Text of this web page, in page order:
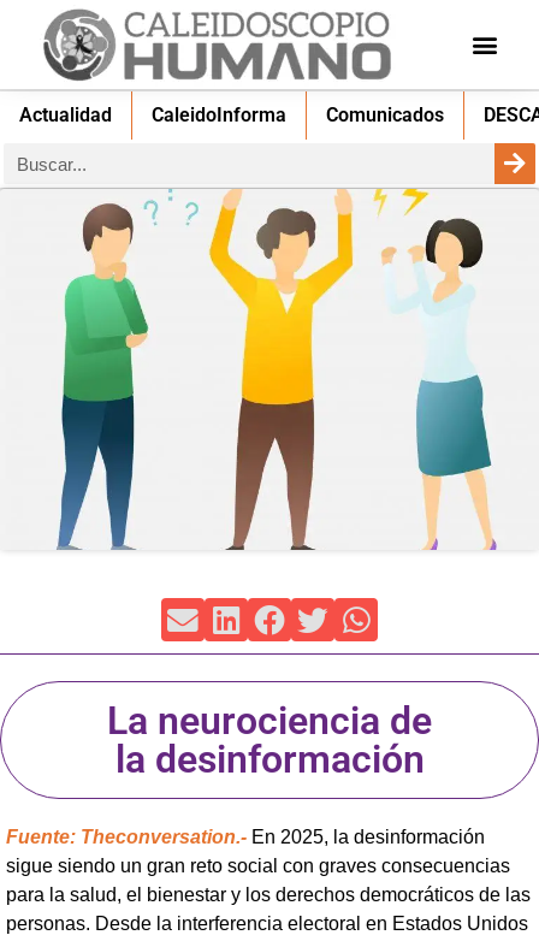
Actualidad CaleidoInforma Comunicados
La neurociencia de
la desinformación
Fuente: Theconversation.- En 2025, la desinformación
sigue siendo un gran reto social con graves consecuencias
para la salud, el bienestar y los derechos democráticos de las
personas. Desde la interferencia electoral en Estados Unidos